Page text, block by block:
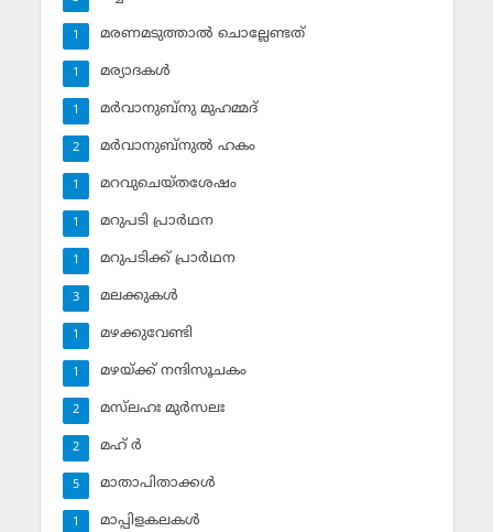
മരണമടുത്താല്‍ ചൊല്ലേണ്ടത്
1
മര്യാദകള്‍
1
മര്‍വാനുബ്‌നു മുഹമ്മദ്
1
മര്‍വാനുബ്‌നുല്‍ ഹകം
2
മറവുചെയ്തശേഷം
1
മറുപടി പ്രാര്‍ഥന
1
മറുപടിക്ക് പ്രാര്‍ഥന
1
മലക്കുകള്‍
3
മഴക്കുവേണ്ടി
1
മഴയ്ക്ക് നന്ദിസൂചകം
1
മസ്‌ലഹഃ മുര്‍സലഃ
2
മഹ് ര്‍
2
മാതാപിതാക്കള്‍
5
മാപ്പിളകലകള്‍
1